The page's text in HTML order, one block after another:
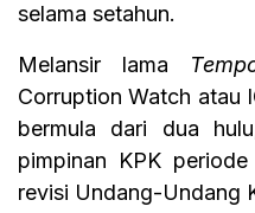
selama setahun.
Melansir lama
Corruption Watch atau
bermula dari dua
pimpinan KPK
revisi Undang-Undang